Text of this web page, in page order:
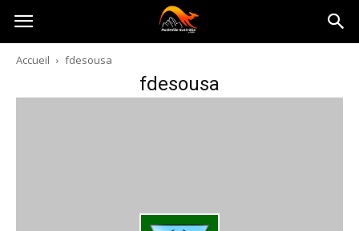
Australia-
australie.com
Accueil fdesousa
fdesousa